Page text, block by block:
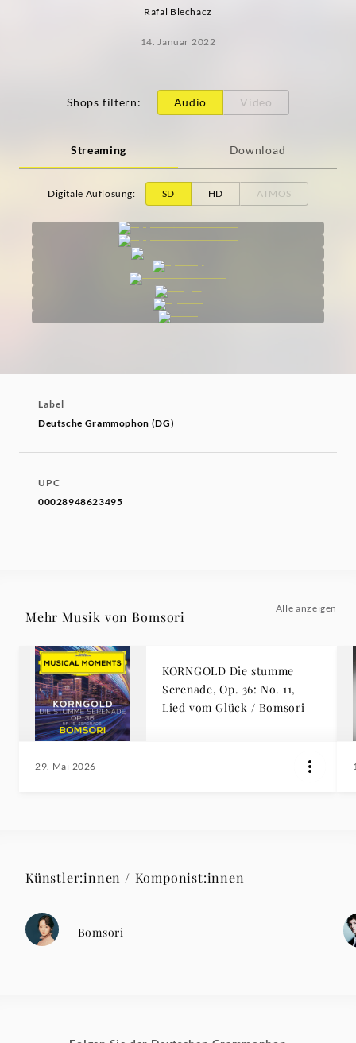
Rafal Blechacz
14. Januar 2022
Shops filtern: Audio Video
Streaming Download
Digitale Auflösung: SD HD ATMOS
Label
Deutsche Grammophon (DG)
UPC
00028948623495
Mehr Musik von Bomsori
Alle anzeigen
KORNGOLD Die stumme
Serenade, Op. 36: No. 11,
Lied vom Glück / Bomsori
29. Mai 2026
Künstler:innen / Komponist:innen
Bomsori